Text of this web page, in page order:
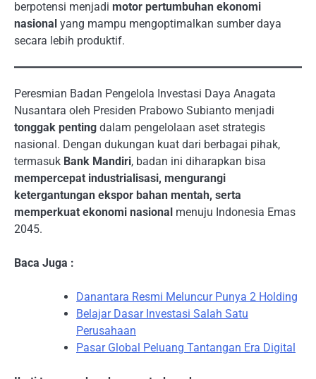
berpotensi menjadi motor pertumbuhan ekonomi
nasional yang mampu mengoptimalkan sumber daya
secara lebih produktif.
Peresmian Badan Pengelola Investasi Daya Anagata
Nusantara oleh Presiden Prabowo Subianto menjadi
tonggak penting dalam pengelolaan aset strategis
nasional. Dengan dukungan kuat dari berbagai pihak,
termasuk Bank Mandiri, badan ini diharapkan bisa
mempercepat industrialisasi, mengurangi
ketergantungan ekspor bahan mentah, serta
memperkuat ekonomi nasional menuju Indonesia Emas
2045.
Baca Juga :
Danantara Resmi Meluncur Punya 2 Holding
Belajar Dasar Investasi Salah Satu
Perusahaan
Pasar Global Peluang Tantangan Era Digital